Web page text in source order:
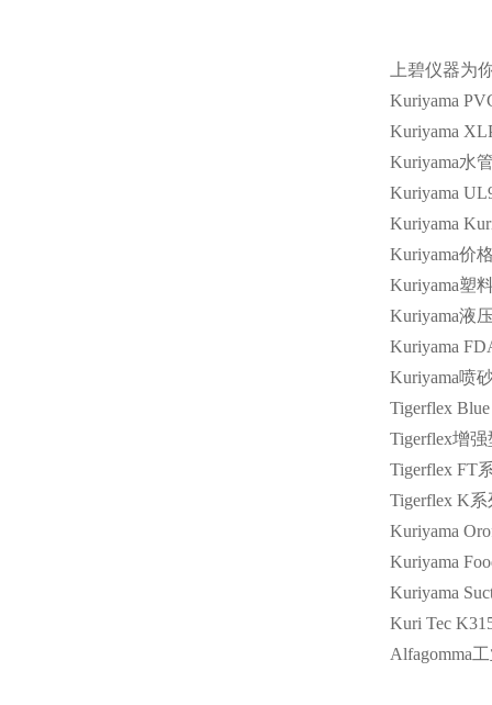
上碧仪器为
Kuriyama
Kuriyama
Kuriyama水
Kuriyama
Kuriyama
Kuriyama价
Kuriyama塑
Kuriyama液
Kuriyama
Kuriyama喷
Tigerflex
Tigerflex增强
Tigerflex FT
Tigerflex K系
Kuriyama
Kuriyama
Kuriyama
Kuri Tec
Alfagomma